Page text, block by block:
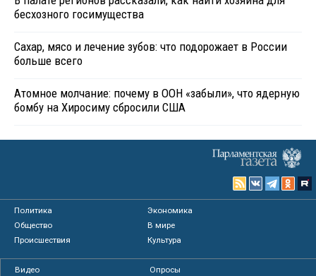
бесхозного госимущества
Сахар, мясо и лечение зубов: что подорожает в России
больше всего
Атомное молчание: почему в ООН «забыли», что ядерную
бомбу на Хиросиму сбросили США
Политика
Экономика
Общество
В мире
Происшествия
Культура
Видео
Опросы